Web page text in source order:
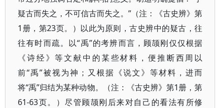
疑古而失之，不可信古而失之。”（注：《古史辨》第
1册，第23页。）以此为原则，古史辨中的疑古，往
往有时而疏。以“禹”的考辨而言，顾颉刚仅仅根据
《诗经》等文献中的某些材料，便推断西周以
前“禹”被视为神；又根据《说文》等材料，进而
将“禹”归结为某种动物。（注：《古史辨》第1册，第
61-63页。）尽管顾颉刚后来对自己的看法有所修